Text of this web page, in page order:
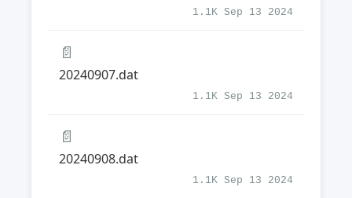
1.1K Sep 13 2024
📄
20240907.dat
1.1K Sep 13 2024
📄
20240908.dat
1.1K Sep 13 2024